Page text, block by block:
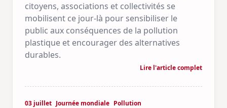
citoyens, associations et collectivités se
mobilisent ce jour-là pour sensibiliser le
public aux conséquences de la pollution
plastique et encourager des alternatives
durables.
Lire l'article complet
03 juillet Journée mondiale Pollution